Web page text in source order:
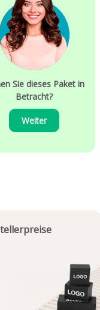
Sie dieses Paket in
Betracht?
Weiter